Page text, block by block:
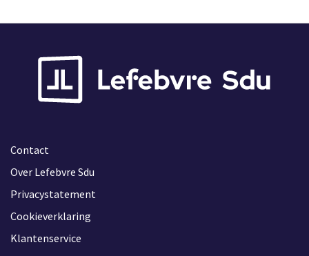
Contact
Over Lefebvre Sdu
Privacystatement
Cookieverklaring
Klantenservice